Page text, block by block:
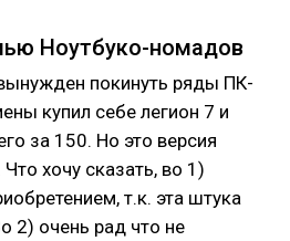
Ноутбуко-номадов
покинуть ряды ПК-
купил себе легион 7 и
за 150. Но это версия
хочу сказать, во 1)
т.к. эта штука
2) очень рад что не